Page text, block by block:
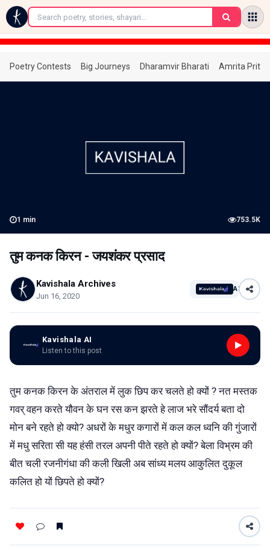
←
Poetry Contests Big Journeys Dharamvir Bharati Amrita
1 min 753.5K
तुम कनक किरन - जयशंकर प्रसाद
Kavishala Archives
Jun 16, 2020
AI
Kavishala AI
Listen to this post
तुम कनक किरन के अंतराल में लुक छिप कर चलते हो क्यों ? नत मस्तक
गवर् वहन करते यौवन के घन रस कन झरते हे लाज भरे सौंदर्य बता दो
मोन बने रहते हो क्यो? अधरों के मधुर कगारों में कल कल ध्वनि की गुंजारों
में मधु सरिता सी यह हंसी तरल अपनी पीते रहते हो क्यों? बेला विभ्रम की
बीत चली रजनीगंधा की कली खिली अब सांध्य मलय आकुलित दुकूल
कलित हो यों छिपते हो क्यों?